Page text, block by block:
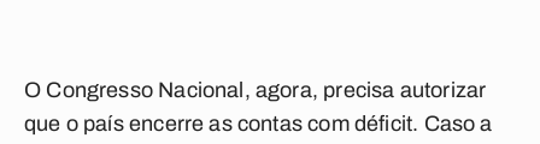
O Congresso Nacional, agora, precisa autorizar
que o país encerre as contas com déficit. Caso a